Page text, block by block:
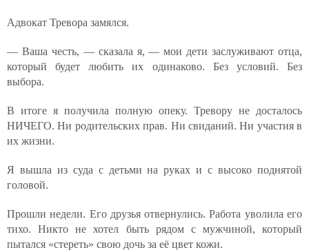
Адвокат Тревора замялся.
— Ваша честь, — сказала я, — мои дети заслуживают отца,
который будет любить их одинаково. Без условий. Без
выбора.
В итоге я получила полную опеку. Тревору не досталось
НИЧЕГО. Ни родительских прав. Ни свиданий. Ни участия в
их жизни.
Я вышла из суда с детьми на руках и с высоко поднятой
головой.
Прошли недели. Его друзья отвернулись. Работа уволила его
тихо. Никто не хотел быть рядом с мужчиной, который
пытался «стереть» свою дочь за её цвет кожи.